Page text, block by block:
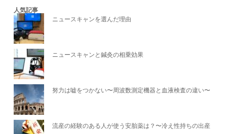
人気記事
ニュースキャンを選んだ理由
ニュースキャンと鍼灸の相乗効果
努力は嘘をつかない〜周波数測定機器と血液検査の違い〜
流産の経験のある人が使う安胎薬は？〜冷え性持ちの出産